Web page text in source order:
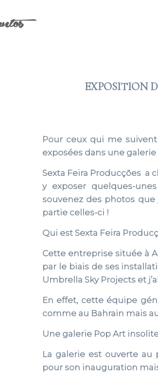
EXPOSITION
Pour ceux qui me
exposées dans une galerie
Sexta Feira Producções a
y exposer quelques-
souvenez des photos que
partie celles-ci !
Qui est Sexta Feira
Cette entreprise située à
par le biais de ses
Umbrella Sky Projects et
En effet, cette équipe
comme au Bahrain mais
Une galerie Pop Art
La galerie est ouverte au
pour son inauguration